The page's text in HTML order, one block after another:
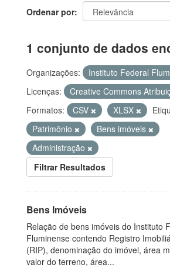
Ordenar por
1 conjunto de dados
Organizações:
Instituto Federal
Licenças:
Creative Commons
Formatos:
CSV XLSX
Patrimônio
Bens imóveis
Administração
Filtrar Resultados
Bens Imóveis
Relação de bens imóveis do Instituto
Fluminense contendo Registro
(RIP), denominação do imóvel, área
valor do terreno, área...